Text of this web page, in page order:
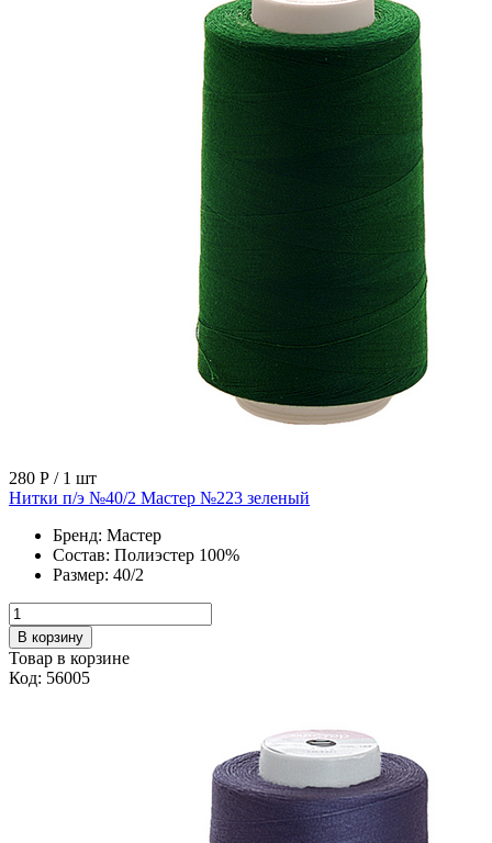
280 Р / 1 шт
Нитки п/э №40/2 Мастер №223 зеленый
Бренд: Мастер
Состав: Полиэстер 100%
Размер: 40/2
В корзину
Товар в корзине
Код: 56005